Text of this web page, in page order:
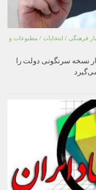
فرهنگی / انتخابات / مطبوعات و
نسخه سرنگونی دولت را